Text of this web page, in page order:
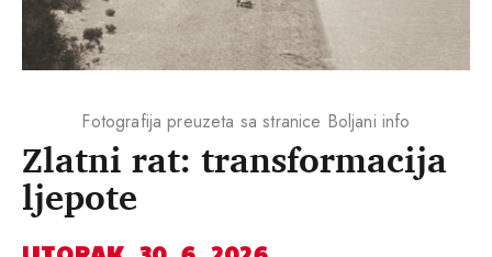
Zlatni rat: transformacija
ljepote
Fotografija preuzeta sa stranice Boljani info